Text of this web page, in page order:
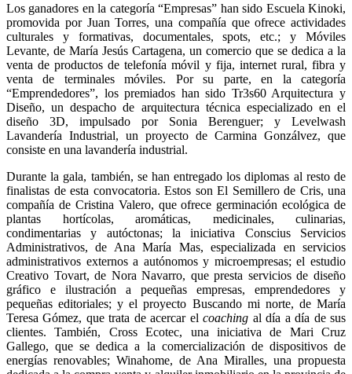
Los ganadores en la categoría “Empresas” han sido Escuela Kinoki,
promovida por Juan Torres, una compañía que ofrece actividades
culturales y formativas, documentales, spots, etc.; y Móviles
Levante, de María Jesús Cartagena, un comercio que se dedica a la
venta de productos de telefonía móvil y fija, internet rural, fibra y
venta de terminales móviles. Por su parte, en la categoría
“Emprendedores”, los premiados han sido Tr3s60 Arquitectura y
Diseño, un despacho de arquitectura técnica especializado en el
diseño 3D, impulsado por Sonia Berenguer; y Levelwash
Lavandería Industrial, un proyecto de Carmina Gonzálvez, que
consiste en una lavandería industrial.
Durante la gala, también, se han entregado los diplomas al resto de
finalistas de esta convocatoria. Estos son El Semillero de Cris, una
compañía de Cristina Valero, que ofrece germinación ecológica de
plantas hortícolas, aromáticas, medicinales, culinarias,
condimentarias y autóctonas; la iniciativa Conscius Servicios
Administrativos, de Ana María Mas, especializada en servicios
administrativos externos a autónomos y microempresas; el estudio
Creativo Tovart, de Nora Navarro, que presta servicios de diseño
gráfico e ilustración a pequeñas empresas, emprendedores y
pequeñas editoriales; y el proyecto Buscando mi norte, de María
Teresa Gómez, que trata de acercar elcoaching al día a día de sus
clientes. También, Cross Ecotec, una iniciativa de Mari Cruz
Gallego, que se dedica a la comercialización de dispositivos de
energías renovables; Winahome, de Ana Miralles, una propuesta